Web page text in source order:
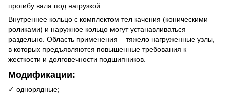
прогибу вала под нагрузкой.
Внутреннее кольцо с комплектом тел качения (коническими
роликами) и наружное кольцо могут устанавливаться
раздельно. Область применения – тяжело нагруженные узлы,
в которых предъявляются повышенные требования к
жесткости и долговечности подшипников.
Модификации:
✓ однорядные;